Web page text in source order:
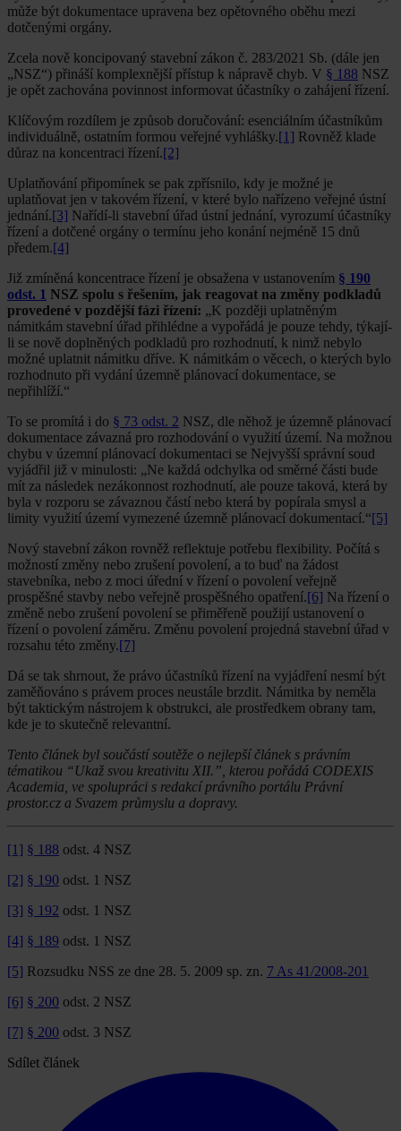
může být dokumentace upravena bez opětovného oběhu mezi
dotčenými orgány.
Zcela nově koncipovaný stavební zákon č. 283/2021 Sb. (dále jen
„NSZ“) přináší komplexnější přístup k nápravě chyb. V § 188 NSZ
je opět zachována povinnost informovat účastníky o zahájení řízení.
Klíčovým rozdílem je způsob doručování: esenciálním účastníkům
individuálně, ostatním formou veřejné vyhlášky.[1] Rovněž klade
důraz na koncentraci řízení.[2]
Uplatňování připomínek se pak zpřísnilo, kdy je možné je
uplatňovat jen v takovém řízení, v které bylo nařízeno veřejné ústní
jednání.[3] Nařídí-li stavební úřad ústní jednání, vyrozumí účastníky
řízení a dotčené orgány o termínu jeho konání nejméně 15 dnů
předem.[4]
Již zmíněná koncentrace řízení je obsažena v ustanovením § 190
odst. 1 NSZ spolu s řešením, jak reagovat na změny podkladů
provedené v pozdější fázi řízení: „K později uplatněným
námitkám stavební úřad přihlédne a vypořádá je pouze tehdy, týkají-
li se nově doplněných podkladů pro rozhodnutí, k nimž nebylo
možné uplatnit námitku dříve. K námitkám o věcech, o kterých bylo
rozhodnuto při vydání územně plánovací dokumentace, se
nepřihlíží.“
To se promítá i do § 73 odst. 2 NSZ, dle něhož je územně plánovací
dokumentace závazná pro rozhodování o využití území. Na možnou
chybu v územní plánovací dokumentaci se Nejvyšší správní soud
vyjádřil již v minulosti: „Ne každá odchylka od směrné části bude
mít za následek nezákonnost rozhodnutí, ale pouze taková, která by
byla v rozporu se závaznou částí nebo která by popírala smysl a
limity využití území vymezené územně plánovací dokumentací.“[5]
Nový stavební zákon rovněž reflektuje potřebu flexibility. Počítá s
možností změny nebo zrušení povolení, a to buď na žádost
stavebníka, nebo z moci úřední v řízení o povolení veřejně
prospěšné stavby nebo veřejně prospěšného opatření.[6] Na řízení o
změně nebo zrušení povolení se přiměřeně použijí ustanovení o
řízení o povolení záměru. Změnu povolení projedná stavební úřad v
rozsahu této změny.[7]
Dá se tak shrnout, že právo účastníků řízení na vyjádření nesmí být
zaměňováno s právem proces neustále brzdit. Námitka by neměla
být taktickým nástrojem k obstrukci, ale prostředkem obrany tam,
kde je to skutečně relevantní.
Tento článek byl součástí soutěže o nejlepší článek s právním
tématikou “Ukaž svou kreativitu XII.”, kterou pořádá CODEXIS
Academia, ve spolupráci s redakcí právního portálu Právní
prostor.cz a Svazem průmyslu a dopravy.
[1] § 188 odst. 4 NSZ
[2] § 190 odst. 1 NSZ
[3] § 192 odst. 1 NSZ
[4] § 189 odst. 1 NSZ
[5] Rozsudku NSS ze dne 28. 5. 2009 sp. zn. 7 As 41/2008-201
[6] § 200 odst. 2 NSZ
[7] § 200 odst. 3 NSZ
Sdílet článek